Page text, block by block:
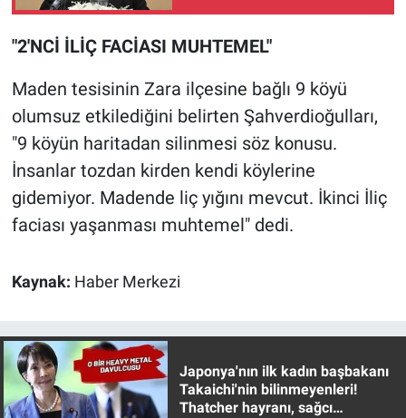
"2'NCİ İLİÇ FACİASI MUHTEMEL"
Maden tesisinin Zara ilçesine bağlı 9 köyü
olumsuz etkilediğini belirten Şahverdioğulları,
"9 köyün haritadan silinmesi söz konusu.
İnsanlar tozdan kirden kendi köylerine
gidemiyor. Madende liç yığını mevcut. İkinci İliç
faciası yaşanması muhtemel" dedi.
Kaynak: Haber Merkezi
Japonya'nın ilk kadın başbakanı
Takaichi'nin bilinmeyenleri!
Thatcher hayranı, sağcı